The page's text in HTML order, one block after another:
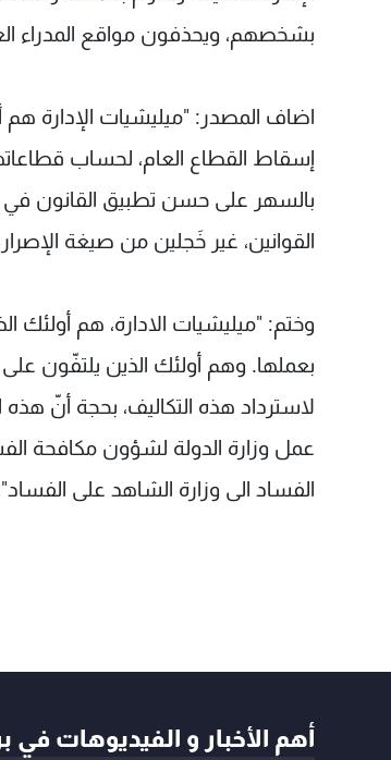
بشخصهم، ويحذفون مواقع المدراء
اضاف المصدر: "ميليشيات الإدارة
إسقاط القطاع العام، لحساب
بالسهر على حسن تطبيق القانون في
القوانين، غير خَجلين من صيغة
وختم: "ميليشيات الادارة، هم أولئك
بعملها. وهم أولئك الذين يلتفّون
لاسترداد هذه التكاليف، بحجة أنّ
عمل وزارة الدولة لشؤون مكافحة
الفساد الى وزارة الشاهد على
أهم الأخبار و الفيديوهات في